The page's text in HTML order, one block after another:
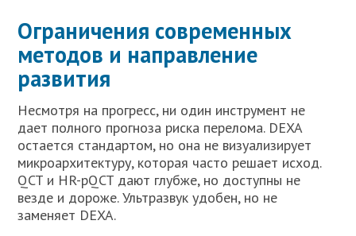
Ограничения современных
методов и направление
развития
Несмотря на прогресс, ни один инструмент не
дает полного прогноза риска перелома. DEXA
остается стандартом, но она не визуализирует
микроархитектуру, которая часто решает исход.
QCT и HR-pQCT дают глубже, но доступны не
везде и дороже. Ультразвук удобен, но не
заменяет DEXA.